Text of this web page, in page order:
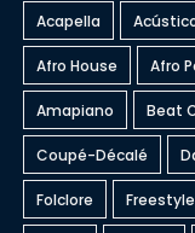
Acapella
Afro House Afro
Amapiano Beat
Coupé-Décalé
Folclore Freestyle